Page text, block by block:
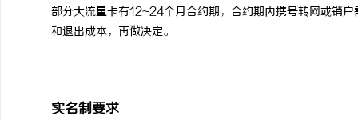
部分大流量卡有12~24个月合约期，合约期内携号转网或销户
和退出成本，再做决定。
实名制要求